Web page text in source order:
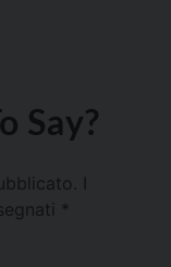
Say?
*